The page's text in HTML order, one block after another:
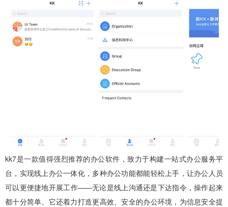
kk7是一款值得强烈推荐的办公软件，致力于构建一站式办公服务平
台，实现线上办公一体化，多种办公功能都能轻松上手，让办公人员
可以更便捷地开展工作——无论是线上沟通还是下达指令，操作起来
都十分简单。它还着力打造更高效、安全的办公环境，为信息安全提